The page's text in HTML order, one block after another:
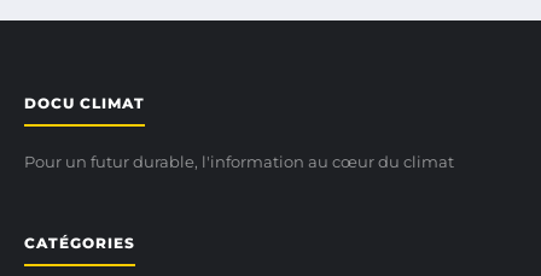
DOCU CLIMAT
Pour un futur durable, l'information au cœur du climat
CATÉGORIES